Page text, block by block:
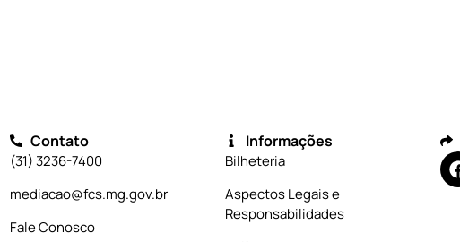
Contato
(31) 3236-7400
mediacao@fcs.mg.gov.br
Fale Conosco
Informações
Bilheteria
Aspectos Legais e
Responsabilidades